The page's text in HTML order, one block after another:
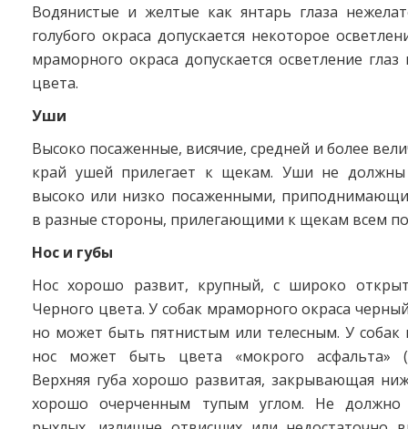
Водянистые и желтые как янтарь глаза
голубого окраса допускается некоторое
мраморного окраса допускается осветление глаз
цвета.
Уши
Высоко посаженные, висячие, средней и более
край ушей прилегает к щекам. Уши не
высоко или низко посаженными,
в разные стороны, прилегающими к щекам всем
Нос и губы
Нос хорошо развит, крупный, с широко
Черного цвета. У собак мраморного окраса
но может быть пятнистым или телесным. У собак
нос может быть цвета «мокрого асфальта»
Верхняя губа хорошо развитая, закрывающая
хорошо очерченным тупым углом. Не